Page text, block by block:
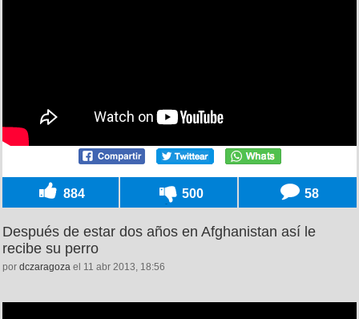
884 500 58
Después de estar dos años en Afghanistan así le
recibe su perro
por dczaragoza el 11 abr 2013, 18:56